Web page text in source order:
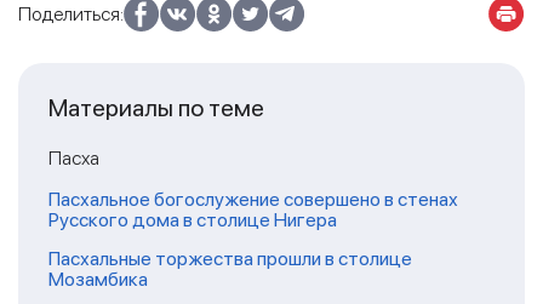
Поделиться:
Материалы по теме
Пасха
Пасхальное богослужение совершено в стенах
Русского дома в столице Нигера
Пасхальные торжества прошли в столице
Мозамбика